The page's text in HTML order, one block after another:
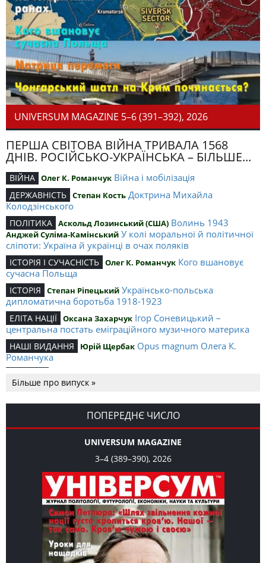
UNIVERSUM MAGAZINE 5–6 (391–392), 2026
ПЕРША СВІТОВА ВІЙНА ТРИВАЛА 1568
ДНІВ. РОСІЙСЬКО-УКРАЇНСЬКА – БІЛЬШЕ...
ВІЙНА Олег К. Романчук Війна і мобілізація
ДЕРЖАВНІСТЬ Степан Кость Доктрина Михайла
Колодзінського
ПОЛІТИКА Аскольд Лозинський (США) Волинь 1943
Анджей Суліма-Камінський У колі моральної й політичної
сліпоти: Україна й українці в очах поляків
ІСТОРІЯ І СУЧАСНІСТЬ Олег К. Романчук Кого вшановує
сучасна Польща
ІСТОРІЯ Степан Ріпецький Українсько-польська
дипломатична боротьба 1918-1923
ЕЛІТА НАЦІЇ Оксана Захарчук Ігор Соневицький –
центральна постать еміграційного музичного материка
НАШІ ВИДАННЯ Юрій Щербак Opus magnum Олега К.
Романчука
Романчука
СЛОВО РЕДАКЦІЙНЕ Олег К. Романчук Журавель і синиця
як уособлення української політстратегії й тактики
Більше про випуск »
ПОПЕРЕДНЄ ЧИСЛО
UNIVERSUM MAGAZINE
3–4 (389–390), 2026